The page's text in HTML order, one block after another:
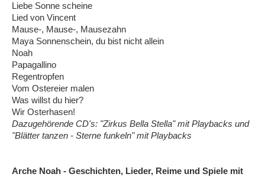
Liebe Sonne scheine
Lied von Vincent
Mause-, Mause-, Mausezahn
Maya Sonnenschein, du bist nicht allein
Noah
Papagallino
Regentropfen
Vom Ostereier malen
Was willst du hier?
Wir Osterhasen!
Dazugehörende CD's: "Zirkus Bella Stella" mit Playbacks und
"Blätter tanzen - Sterne funkeln" mit Playbacks
Arche Noah - Geschichten, Lieder, Reime und Spiele mit